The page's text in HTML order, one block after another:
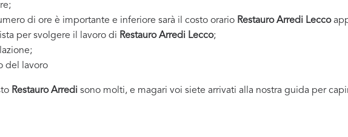
di ore è importante e inferiore sarà il costo orario Restauro Arredi Lecco
per svolgere il lavoro di Restauro Arredi Lecco;
del lavoro
Restauro Arredi sono molti, e magari voi siete arrivati alla nostra guida per